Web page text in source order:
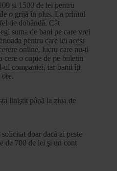
si 1500 de lei pentru
o grijă în plus. La primul
de dobândă. Cât
suma de bani pe care vrei
pentru care iei acest
online, lucru care nu-ți
cere o copie de pe buletin
ul companiei, iar banii îţi
liniştit până la ziua de
doar dacă ai peste
de 700 de lei şi un cont